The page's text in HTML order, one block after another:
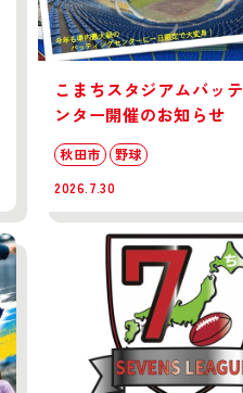
こまちスタジアムバッ
ンター開催のお知らせ
秋田市
野球
2026.7.30